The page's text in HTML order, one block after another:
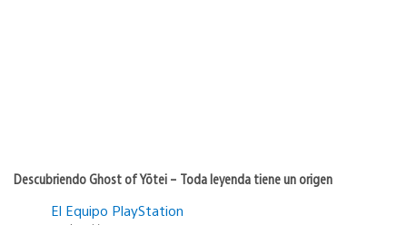
Descubriendo Ghost of Yōtei – Toda leyenda tiene un origen
El Equipo PlayStation